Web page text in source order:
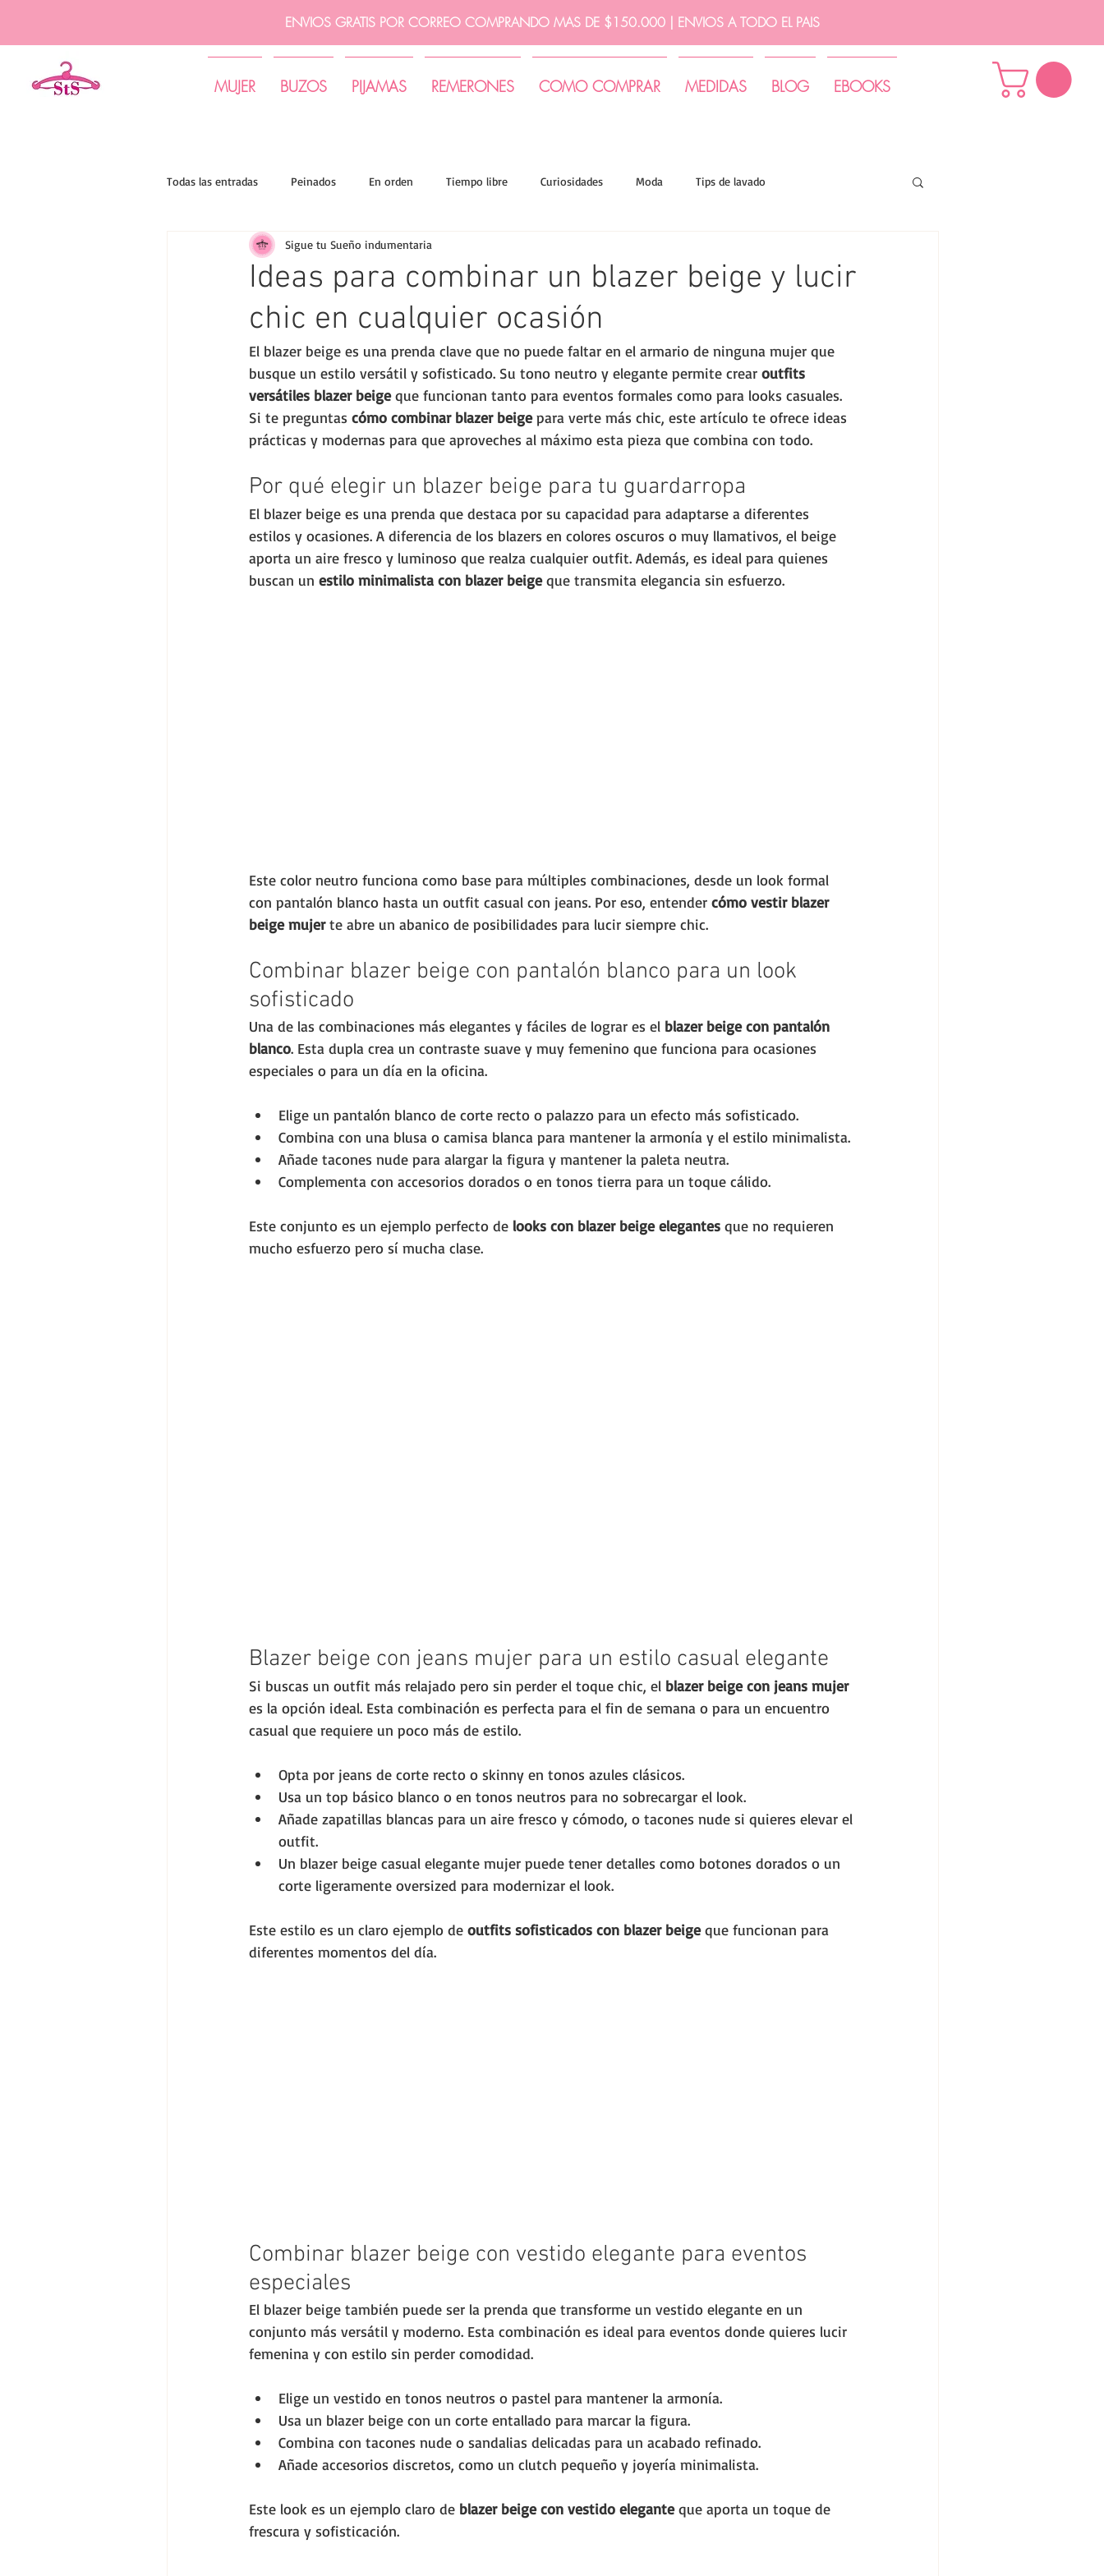
ENVIOS GRATIS POR CORREO COMPRANDO MAS DE $150.000 | ENVIOS A TODO EL PAIS
MUJER BUZOS PIJAMAS REMERONES COMO COMPRAR MEDIDAS BLOG EBOOKS
Todas las entradas Peinados En orden Tiempo libre Curiosidades Moda Tips de lavado
Tips de moda | Sigue tu sueño
Ideas para combinar un blazer beige y lucir
chic en cualquier ocasión
Sigue tu Sueño indumentaria
El blazer beige es una prenda clave que no puede faltar en el armario de ninguna mujer que
busque un estilo versátil y sofisticado. Su tono neutro y elegante permite crear outfits
versátiles blazer beige que funcionan tanto para eventos formales como para looks casuales.
Si te preguntas cómo combinar blazer beige para verte más chic, este artículo te ofrece ideas
prácticas y modernas para que aproveches al máximo esta pieza que combina con todo.
Por qué elegir un blazer beige para tu guardarropa
El blazer beige es una prenda que destaca por su capacidad para adaptarse a diferentes
estilos y ocasiones. A diferencia de los blazers en colores oscuros o muy llamativos, el beige
aporta un aire fresco y luminoso que realza cualquier outfit. Además, es ideal para quienes
buscan un estilo minimalista con blazer beige que transmita elegancia sin esfuerzo.
Este color neutro funciona como base para múltiples combinaciones, desde un look formal
con pantalón blanco hasta un outfit casual con jeans. Por eso, entender cómo vestir blazer
beige mujer te abre un abanico de posibilidades para lucir siempre chic.
Combinar blazer beige con pantalón blanco para un look
sofisticado
Una de las combinaciones más elegantes y fáciles de lograr es el blazer beige con pantalón
blanco. Esta dupla crea un contraste suave y muy femenino que funciona para ocasiones
especiales o para un día en la oficina.
Elige un pantalón blanco de corte recto o palazzo para un efecto más sofisticado.
Combina con una blusa o camisa blanca para mantener la armonía y el estilo minimalista.
Añade tacones nude para alargar la figura y mantener la paleta neutra.
Complementa con accesorios dorados o en tonos tierra para un toque cálido.
Este conjunto es un ejemplo perfecto de looks con blazer beige elegantes que no requieren
mucho esfuerzo pero sí mucha clase.
Blazer beige con jeans mujer para un estilo casual elegante
Si buscas un outfit más relajado pero sin perder el toque chic, el blazer beige con jeans mujer
es la opción ideal. Esta combinación es perfecta para el fin de semana o para un encuentro
casual que requiere un poco más de estilo.
Opta por jeans de corte recto o skinny en tonos azules clásicos.
Usa un top básico blanco o en tonos neutros para no sobrecargar el look.
Añade zapatillas blancas para un aire fresco y cómodo, o tacones nude si quieres elevar el
outfit.
Un blazer beige casual elegante mujer puede tener detalles como botones dorados o un
corte ligeramente oversized para modernizar el look.
Este estilo es un claro ejemplo de outfits sofisticados con blazer beige que funcionan para
diferentes momentos del día.
Combinar blazer beige con vestido elegante para eventos
especiales
El blazer beige también puede ser la prenda que transforme un vestido elegante en un
conjunto más versátil y moderno. Esta combinación es ideal para eventos donde quieres lucir
femenina y con estilo sin perder comodidad.
Elige un vestido en tonos neutros o pastel para mantener la armonía.
Usa un blazer beige con un corte entallado para marcar la figura.
Combina con tacones nude o sandalias delicadas para un acabado refinado.
Añade accesorios discretos, como un clutch pequeño y joyería minimalista.
Este look es un ejemplo claro de blazer beige con vestido elegante que aporta un toque de
frescura y sofisticación.